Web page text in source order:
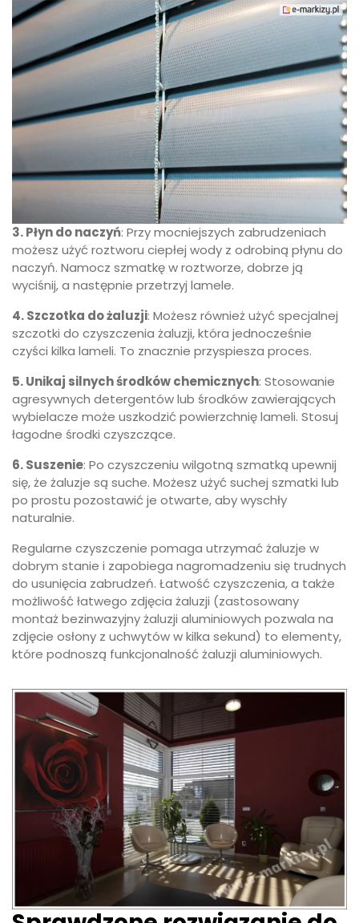
3. Płyn do naczyń: Przy mocniejszych zabrudzeniach
możesz użyć roztworu ciepłej wody z odrobiną płynu do
naczyń. Namocz szmatkę w roztworze, dobrze ją
wyciśnij, a następnie przetrzyj lamele.
4. Szczotka do żaluzji: Możesz również użyć specjalnej
szczotki do czyszczenia żaluzji, która jednocześnie
czyści kilka lameli. To znacznie przyspiesza proces.
5. Unikaj silnych środków chemicznych: Stosowanie
agresywnych detergentów lub środków zawierających
wybielacze może uszkodzić powierzchnię lameli. Stosuj
łagodne środki czyszczące.
6. Suszenie: Po czyszczeniu wilgotną szmatką upewnij
się, że żaluzje są suche. Możesz użyć suchej szmatki lub
po prostu pozostawić je otwarte, aby wyschły
naturalnie.
Regularne czyszczenie pomaga utrzymać żaluzje w
dobrym stanie i zapobiega nagromadzeniu się trudnych
do usunięcia zabrudzeń. Łatwość czyszczenia, a także
możliwość łatwego zdjęcia żaluzji (zastosowany
montaż bezinwazyjny żaluzji aluminiowych pozwala na
zdjęcie osłony z uchwytów w kilka sekund) to elementy,
które podnoszą funkcjonalność żaluzji aluminiowych.